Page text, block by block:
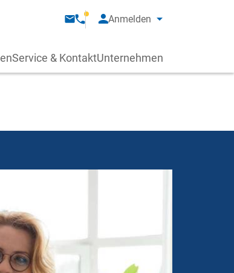
Anmelden
Service & KontaktUnternehmen